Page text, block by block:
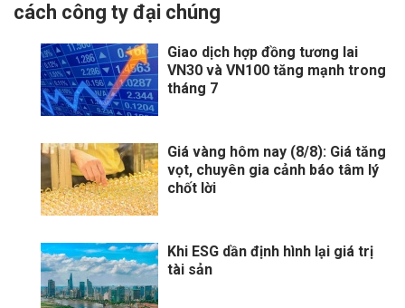
cách công ty đại chúng
Giao dịch hợp đồng tương lai
VN30 và VN100 tăng mạnh trong
tháng 7
Giá vàng hôm nay (8/8): Giá tăng
vọt, chuyên gia cảnh báo tâm lý
chốt lời
Khi ESG dần định hình lại giá trị
tài sản